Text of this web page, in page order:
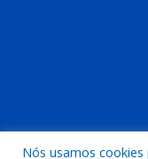
Nós usamos